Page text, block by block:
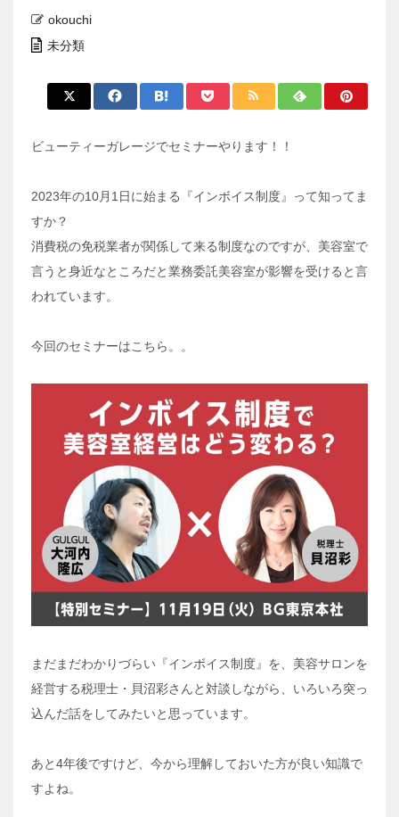
okouchi
未分類
ビューティーガレージでセミナーやります！！
2023年の10月1日に始まる『インボイス制度』って知ってま
すか？
消費税の免税業者が関係して来る制度なのですが、美容室で
言うと身近なところだと業務委託美容室が影響を受けると言
われています。
今回のセミナーはこちら。。
まだまだわかりづらい『インボイス制度』を、美容サロンを
経営する税理士・貝沼彩さんと対談しながら、いろいろ突っ
込んだ話をしてみたいと思っています。
あと4年後ですけど、今から理解しておいた方が良い知識で
すよね。